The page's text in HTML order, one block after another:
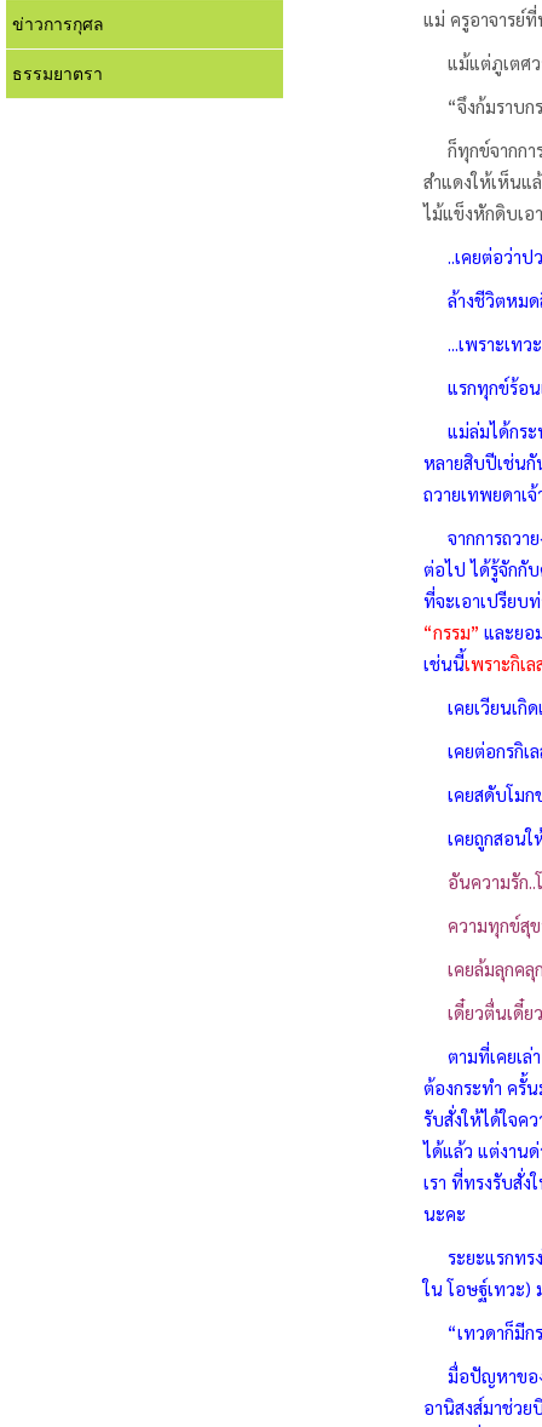
ข่าวการกุศล
ธรรมยาตรา
แม่ ครูอาจารย์
แม้แต่ภูเตศว
“จึงก้มราบก
ก็ทุกข์จากกา
สำแดงให้เห็นแ
ไม้แข็งหักดิบเอ
..เคยต่อว่า
ล้างชีวิตหมด
...เพราะเทว
แรกทุกข์ร้อน
แม่ล่มได้กระ
หลายสิบปีเช่นกั
ถวายเทพยดาเ
จากการถวา
ต่อไป ได้รู้จักกั
ที่จะเอาเปรียบ
“กรรม” และยอ
เช่นนี้เพราะกิ
เคยเวียนเกิด
เคยต่อกรกิเ
เคยสดับโมก
เคยถูกสอนให้
อันความรัก..
ความทุกข์สุข
เคยล้มลุกคลุ
เดี๋ยวตื่นเดี๋ย
ตามที่เคยเล่
ต้องกระทำ ครั้
รับสั่งให้ได้ใจค
ได้แล้ว แต่งาน
เรา ที่ทรงรับสั่
นะคะ
ระยะแรกทร
ใน โอษฐ์เทวะ)
“เทวดาก็มีก
มื่อปัญหาของ
อานิสงส์มาช่วย